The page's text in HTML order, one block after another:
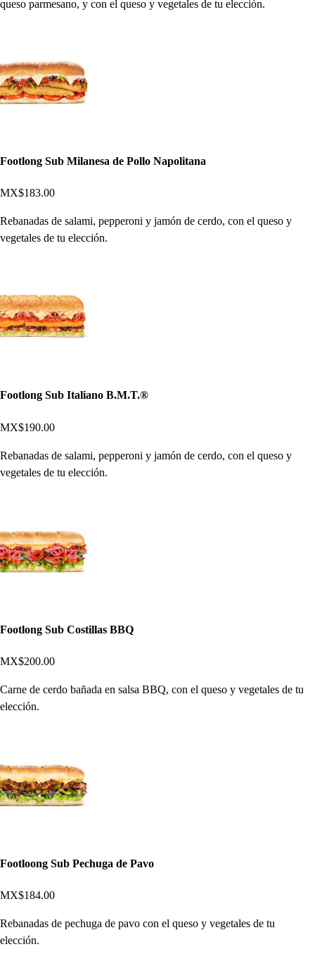
queso parmesano, y con el queso y vegetales de tu elección.
Footlong Sub Milanesa de Pollo Napolitana
MX$183.00
Rebanadas de salami, pepperoni y jamón de cerdo, con el queso y
vegetales de tu elección.
Footlong Sub Italiano B.M.T.®
MX$190.00
Rebanadas de salami, pepperoni y jamón de cerdo, con el queso y
vegetales de tu elección.
Footlong Sub Costillas BBQ
MX$200.00
Carne de cerdo bañada en salsa BBQ, con el queso y vegetales de tu
elección.
Footloong Sub Pechuga de Pavo
MX$184.00
Rebanadas de pechuga de pavo con el queso y vegetales de tu
elección.